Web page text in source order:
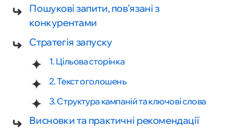
Пошукові запити, пов'язані з
конкурентами
Стратегія запуску
1. Цільова сторінка
2. Текст оголошень
3. Структура кампаній та ключові слова
Висновки та практичні рекомендації